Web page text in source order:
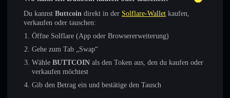
Du kannst Buttcoin direkt in der Solflare-Wallet kaufen,
verkaufen oder tauschen:
Öffne Solflare (App oder Browsererweiterung)
Gehe zum Tab „Swap“
Wähle BUTTCOIN als den Token aus, den du kaufen oder
verkaufen möchtest
Gib den Betrag ein und bestätige den Tausch